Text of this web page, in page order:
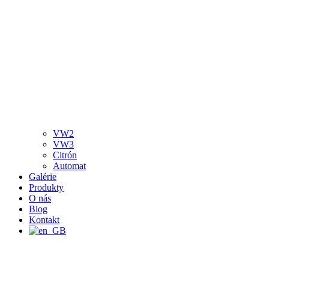
VW2
VW3
Citrón
Automat
Galérie
Produkty
O nás
Blog
Kontakt